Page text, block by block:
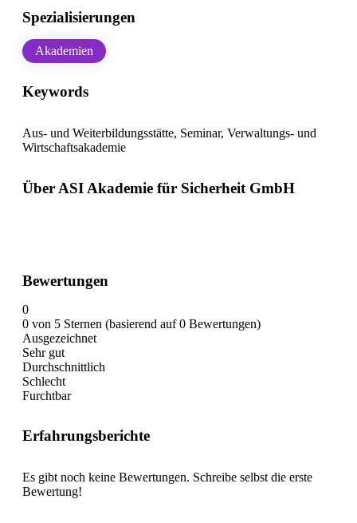
Spezialisierungen
Akademien
Keywords
Aus- und Weiterbildungsstätte, Seminar, Verwaltungs- und
Wirtschaftsakademie
Über ASI Akademie für Sicherheit GmbH
Bewertungen
0
0 von 5 Sternen (basierend auf 0 Bewertungen)
Ausgezeichnet
Sehr gut
Durchschnittlich
Schlecht
Furchtbar
Erfahrungsberichte
Es gibt noch keine Bewertungen. Schreibe selbst die erste
Bewertung!